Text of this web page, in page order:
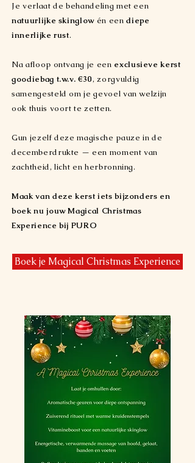
Je verlaat de behandeling met een
natuurlijke skinglow én een diepe
innerlijke rust.
Na afloop ontvang je een exclusieve kerst
goodiebag t.w.v. €30, zorgvuldig
samengesteld om je gevoel van welzijn
ook thuis voort te zetten.
Gun jezelf deze magische pauze in de
decemberdrukte — een moment van
zachtheid, licht en herbronning.
Maak van deze kerst iets bijzonders en
boek nu jouw Magical Christmas
Experience bij PURO
Boek je Magical Christmas Experience